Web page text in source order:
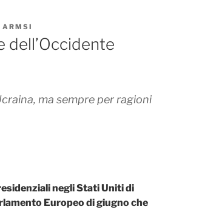
ARMSI
dell’Occidente
ma sempre per ragioni
negli Stati Uniti di
Europeo di giugno che